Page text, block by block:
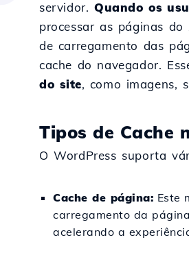
servidor. Quando os
processar as páginas
de carregamento das
cache do navegador.
do site, como imagens,
Tipos de Cache
O WordPress suporta
Cache de página: Este
carregamento da
acelerando a